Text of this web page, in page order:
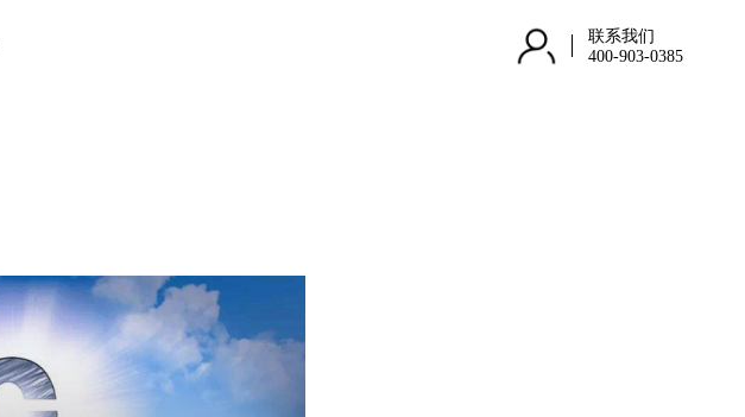
联系我们
400-903-0385